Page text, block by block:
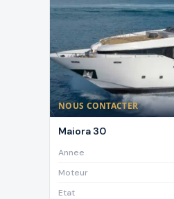
NOUS CONTACTER
Maiora 30
Annee
Moteur
Etat